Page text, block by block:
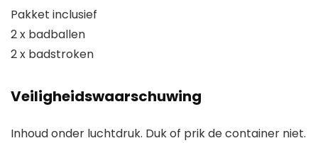
Pakket inclusief
2 x badballen
2 x badstroken
Veiligheidswaarschuwing
Inhoud onder luchtdruk. Duk of prik de container niet.